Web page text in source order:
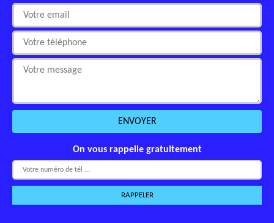
On vous rappelle gratuitement